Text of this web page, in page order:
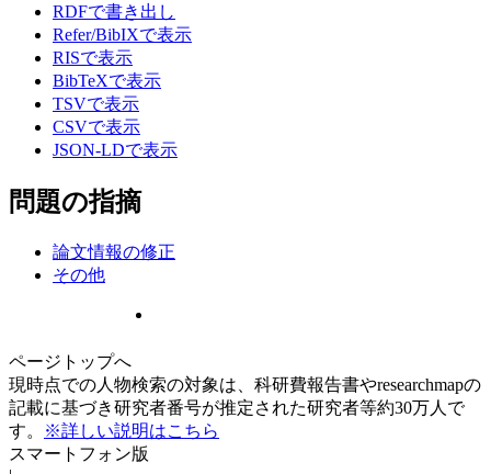
RDFで書き出し
Refer/BibIXで表示
RISで表示
BibTeXで表示
TSVで表示
CSVで表示
JSON-LDで表示
問題の指摘
論文情報の修正
その他
ページトップへ
現時点での人物検索の対象は、科研費報告書やresearchmapの
記載に基づき研究者番号が推定された研究者等約30万人で
す。
※詳しい説明はこちら
スマートフォン版